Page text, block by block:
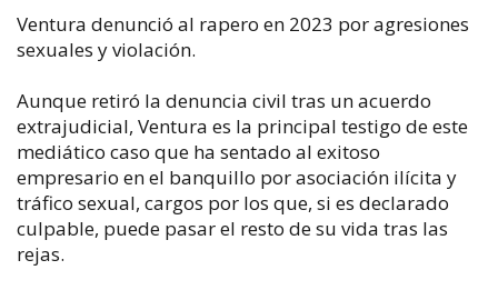
Ventura denunció al rapero en 2023 por agresiones
sexuales y violación.
Aunque retiró la denuncia civil tras un acuerdo
extrajudicial, Ventura es la principal testigo de este
mediático caso que ha sentado al exitoso
empresario en el banquillo por asociación ilícita y
tráfico sexual, cargos por los que, si es declarado
culpable, puede pasar el resto de su vida tras las
rejas.